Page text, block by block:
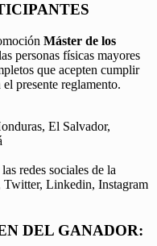
Máster de los
personas físicas mayores
que acepten cumplir
presente reglamento.
El Salvador,
redes sociales de la
Linkedin, Instagram
DEL GANADOR: